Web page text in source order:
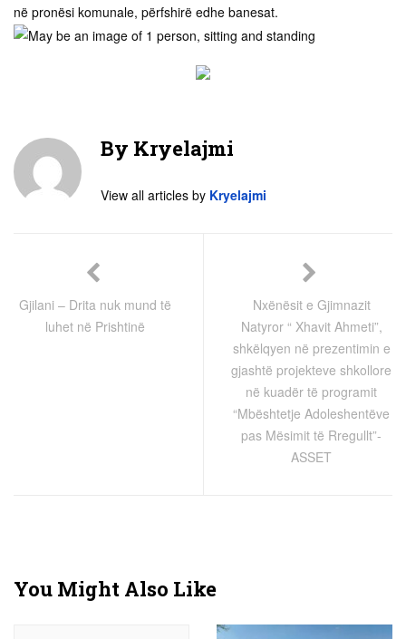
në pronësi komunale, përfshirë edhe banesat.
By Kryelajmi
View all articles by Kryelajmi
Gjilani – Drita nuk mund të
luhet në Prishtinë
Nxënësit e Gjimnazit
Natyror “ Xhavit Ahmeti”,
shkëlqyen në prezentimin e
gjashtë projekteve shkollore
në kuadër të programit
“Mbështetje Adoleshentëve
pas Mësimit të Rregullt”-
ASSET
You Might Also Like